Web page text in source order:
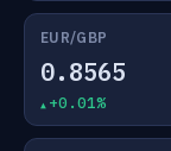
EUR/GBP
0.8565
+0.01%